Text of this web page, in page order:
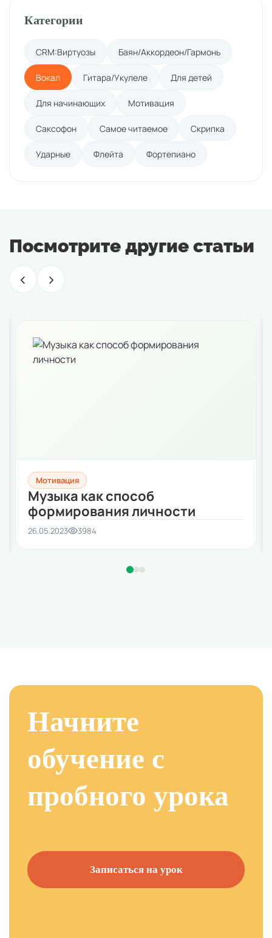
Категории
CRM:Виртуозы Баян/Аккордеон/Гармонь
Вокал Гитара/Укулеле Для детей
Для начинающих Мотивация
Саксофон Самое читаемое Скрипка
Ударные Флейта Фортепиано
Посмотрите другие статьи
‹ ›
Мотивация
Музыка как способ
формирования личности
26.05.2023 3984
Начните
обучение с
пробного урока
Записаться на урок